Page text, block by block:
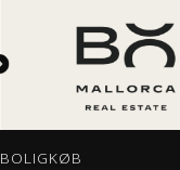
BOLIGKØB